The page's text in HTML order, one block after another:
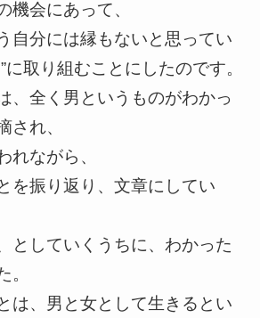
機会にあって、
自分には縁もないと思ってい
”に取り組むことにしたのです。
、全く男というものがわかっ
され、
れながら、
を振り返り、文章にしてい
としていくうちに、わかった
。
は、男と女として生きるとい